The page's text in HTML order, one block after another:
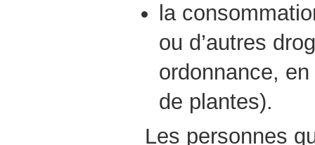
la
ou d’autres
ordonnance,
de plantes).
Les personnes